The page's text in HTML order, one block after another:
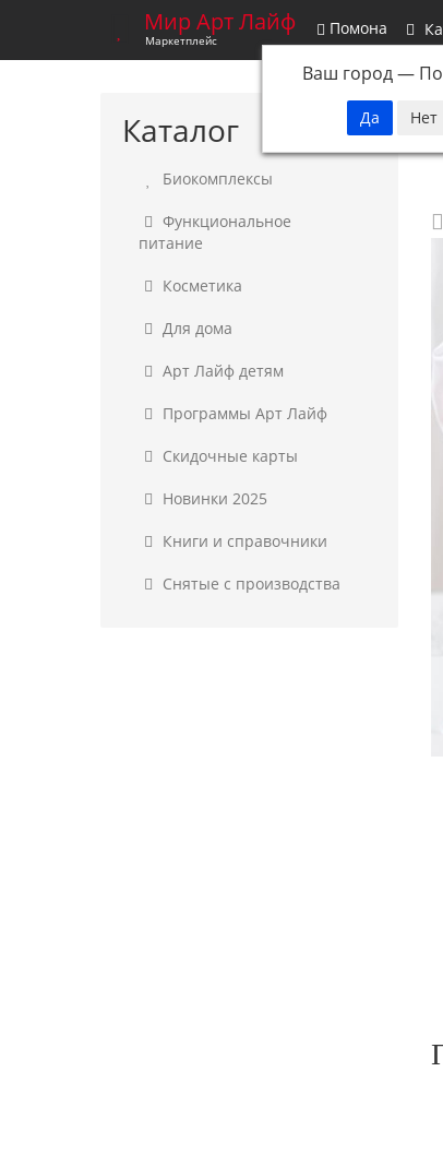
Мир Арт Лайф
Маркетплейс
Помона
Ваш город —
Каталог
Биокомплексы
Функциональное
питание
Косметика
Для дома
Арт Лайф детям
Программы Арт Лайф
Скидочные карты
Новинки 2025
Книги и справочники
Снятые с производства